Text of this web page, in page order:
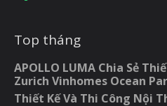
Top tháng
APOLLO LUMA Chia Sẻ
Zurich Vinhomes Ocean
Thiết Kế Và Thi Công Nội